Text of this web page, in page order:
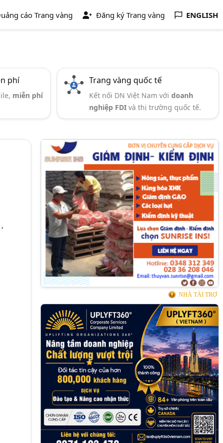
cáo Trang vàng Đăng ký Trang vàng ENGLISH
phí
miễn phí
Trang vàng quốc tế
Kết nối DN Việt Nam vớidoanh
nghiệp FDI và thị trường quốc tế.
NHÀ TÀI TRỢ